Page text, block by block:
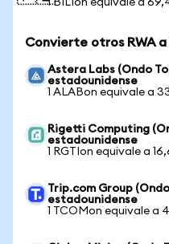
1 BILIon equivale a
Convierte otros RWA a
Astera Labs (Ondo
estadounidense
1 ALABon equivale a
Rigetti Computing
estadounidense
1 RGTIon equivale a
Trip.com Group
estadounidense
1 TCOMon equivale a